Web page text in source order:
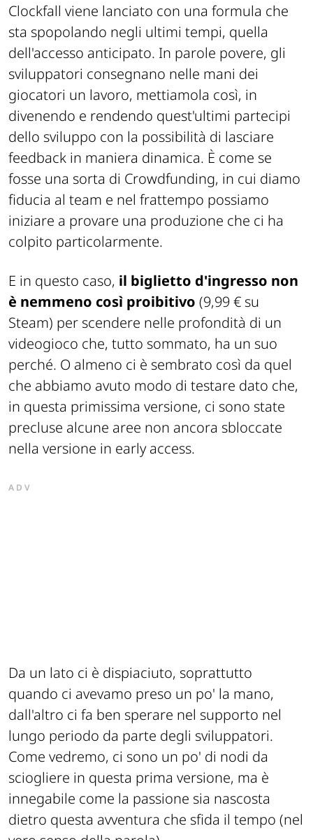
Clockfall viene lanciato con una formula che
sta spopolando negli ultimi tempi, quella
dell'accesso anticipato. In parole povere, gli
sviluppatori consegnano nelle mani dei
giocatori un lavoro, mettiamola così, in
divenendo e rendendo quest'ultimi partecipi
dello sviluppo con la possibilità di lasciare
feedback in maniera dinamica. È come se
fosse una sorta di Crowdfunding, in cui diamo
fiducia al team e nel frattempo possiamo
iniziare a provare una produzione che ci ha
colpito particolarmente.
E in questo caso, il biglietto d'ingresso non
è nemmeno così proibitivo (9,99 € su
Steam) per scendere nelle profondità di un
videogioco che, tutto sommato, ha un suo
perché. O almeno ci è sembrato così da quel
che abbiamo avuto modo di testare dato che,
in questa primissima versione, ci sono state
precluse alcune aree non ancora sbloccate
nella versione in early access.
ADV
Da un lato ci è dispiaciuto, soprattutto
quando ci avevamo preso un po' la mano,
dall'altro ci fa ben sperare nel supporto nel
lungo periodo da parte degli sviluppatori.
Come vedremo, ci sono un po' di nodi da
sciogliere in questa prima versione, ma è
innegabile come la passione sia nascosta
dietro questa avventura che sfida il tempo (nel